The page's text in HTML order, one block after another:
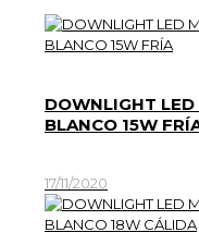
DOWNLIGHT
BLANCO 15W
17/11/2020